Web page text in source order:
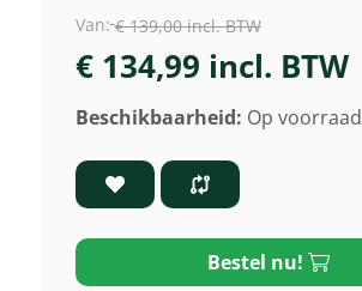
Van: € 139,00 incl. BTW
€ 134,99 incl. BTW
Beschikbaarheid: Op voorraad
Bestel nu!